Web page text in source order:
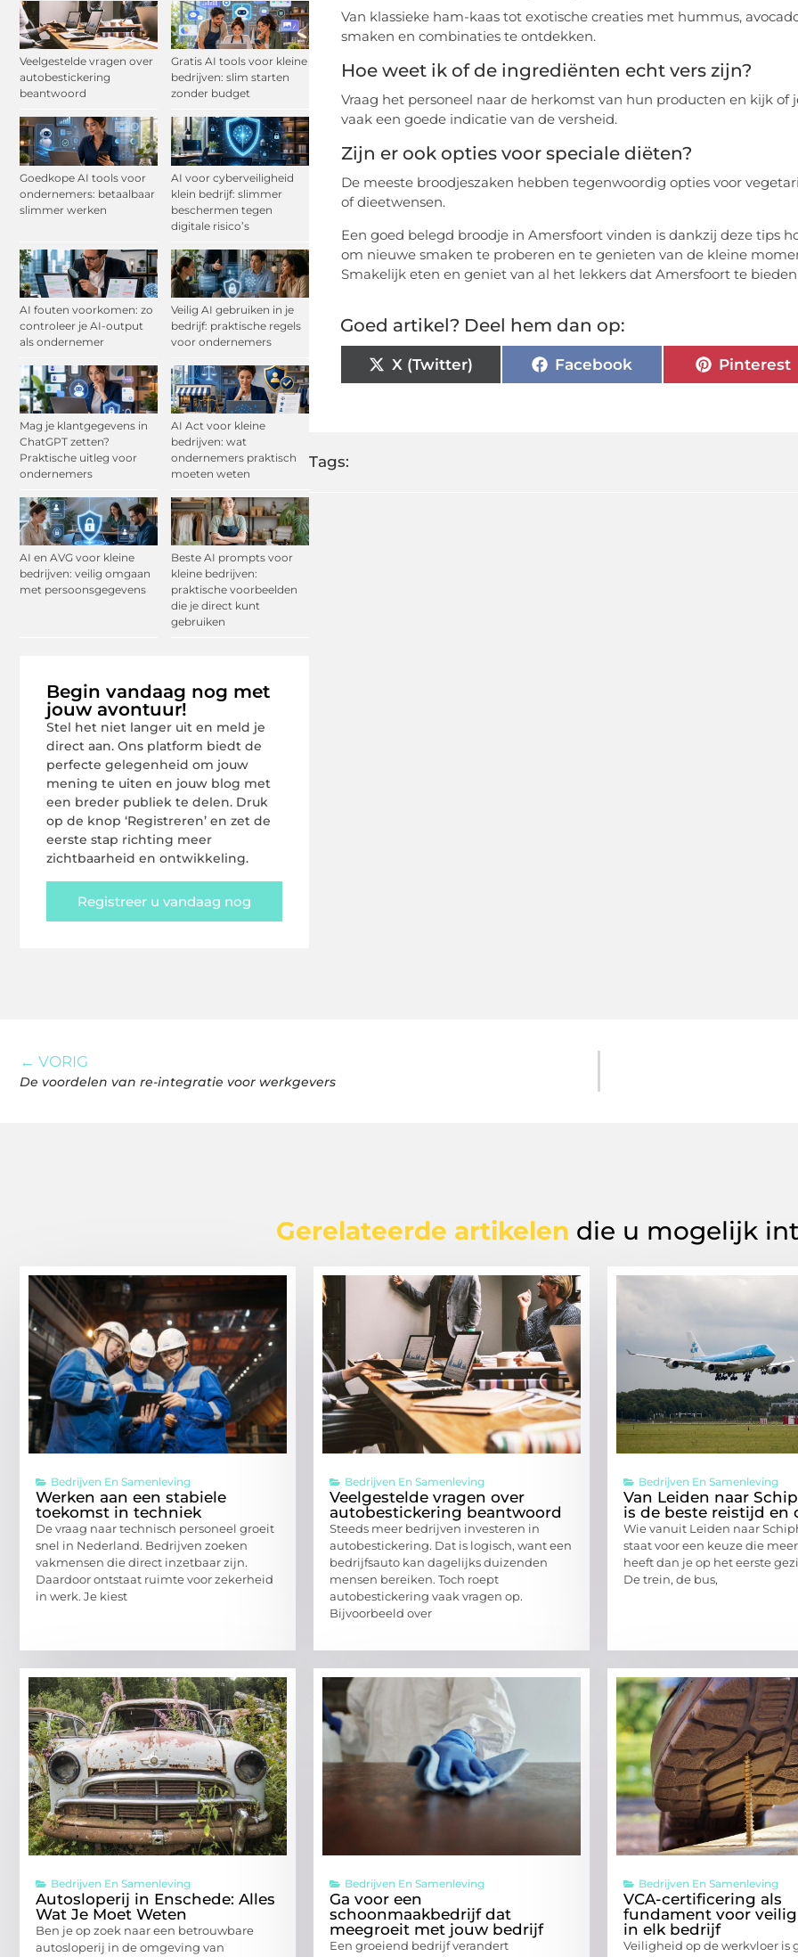
Veelgestelde vragen over
autobestickering
beantwoord
Gratis AI tools voor kleine
bedrijven: slim starten
zonder budget
Goedkope AI tools voor
ondernemers: betaalbaar
slimmer werken
AI voor cyberveiligheid
klein bedrijf: slimmer
beschermen tegen
digitale risico’s
AI fouten voorkomen: zo
controleer je AI-output
als ondernemer
Veilig AI gebruiken in je
bedrijf: praktische regels
voor ondernemers
Mag je klantgegevens in
ChatGPT zetten?
Praktische uitleg voor
ondernemers
AI Act voor kleine
bedrijven: wat
ondernemers praktisch
moeten weten
AI en AVG voor kleine
bedrijven: veilig omgaan
met persoonsgegevens
Beste AI prompts voor
kleine bedrijven:
praktische voorbeelden
die je direct kunt
gebruiken
Begin vandaag nog met
jouw avontuur!
Stel het niet langer uit en meld je
direct aan. Ons platform biedt de
perfecte gelegenheid om jouw
mening te uiten en jouw blog met
een breder publiek te delen. Druk
op de knop ‘Registreren’ en zet de
eerste stap richting meer
zichtbaarheid en ontwikkeling.
Registreer u vandaag nog
Van klassieke ham-kaas tot exotische creaties met hummus,
smaken en combinaties te ontdekken.
Hoe weet ik of de ingrediënten echt vers zijn?
Vraag het personeel naar de herkomst van hun producten en kijk
vaak een goede indicatie van de versheid.
Zijn er ook opties voor speciale diëten?
De meeste broodjeszaken hebben tegenwoordig opties voor
of dieetwensen.
Een goed belegd broodje in Amersfoort vinden is dankzij deze tips
om nieuwe smaken te proberen en te genieten van de kleine
Smakelijk eten en geniet van al het lekkers dat Amersfoort te
Goed artikel? Deel hem dan op:
X (Twitter) Facebook Pinterest
Tags:
← VORIG
De voordelen van re-integratie voor werkgevers
Gerelateerde artikelen die u mogelijk
Bedrijven En Samenleving
Werken aan een stabiele
toekomst in techniek
De vraag naar technisch personeel groeit
snel in Nederland. Bedrijven zoeken
vakmensen die direct inzetbaar zijn.
Daardoor ontstaat ruimte voor zekerheid
in werk. Je kiest
Bedrijven En Samenleving
Veelgestelde vragen over
autobestickering beantwoord
Steeds meer bedrijven investeren in
autobestickering. Dat is logisch, want een
bedrijfsauto kan dagelijks duizenden
mensen bereiken. Toch roept
autobestickering vaak vragen op.
Bijvoorbeeld over
Bedrijven En Samenleving
Van Leiden naar
is de beste reistijd en
Wie vanuit Leiden naar
staat voor een keuze die
heeft dan je op het eerste
De trein, de bus,
Bedrijven En Samenleving
Autosloperij in Enschede: Alles
Wat Je Moet Weten
Ben je op zoek naar een betrouwbare
autosloperij in de omgeving van
Bedrijven En Samenleving
Ga voor een
schoonmaakbedrijf dat
meegroeit met jouw bedrijf
Een groeiend bedrijf verandert
Bedrijven En Samenleving
VCA-certificering als
fundament voor
in elk bedrijf
Veiligheid op de werkvloer is